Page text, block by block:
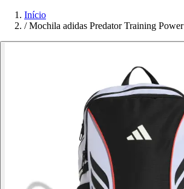
Início
/ Mochila adidas Predator Training Power